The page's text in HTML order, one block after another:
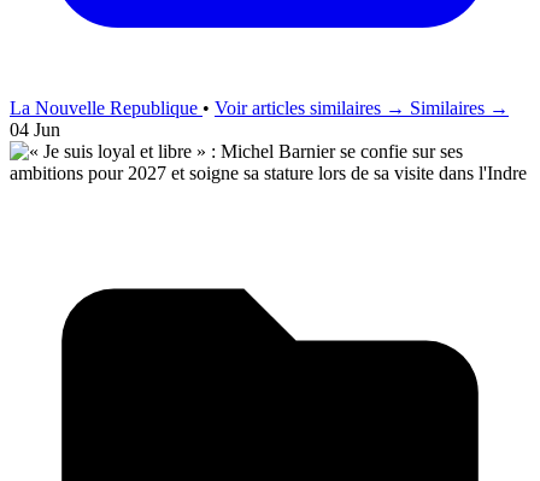
La Nouvelle Republique • Voir articles similaires → Similaires →
04 Jun